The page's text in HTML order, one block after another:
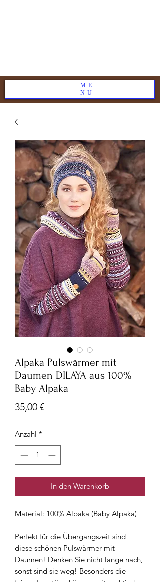
ME
NU
Alpaka Pulswärmer mit
Daumen DILAYA aus 100%
Baby Alpaka
35,00 €Preis
Anzahl *
In den Warenkorb
Material: 100% Alpaka (Baby Alpaka)
Perfekt für die Übergangszeit sind
diese schönen Pulswärmer mit
Daumen! Denken Sie nicht lange nach,
sonst sind sie weg! Besonders die